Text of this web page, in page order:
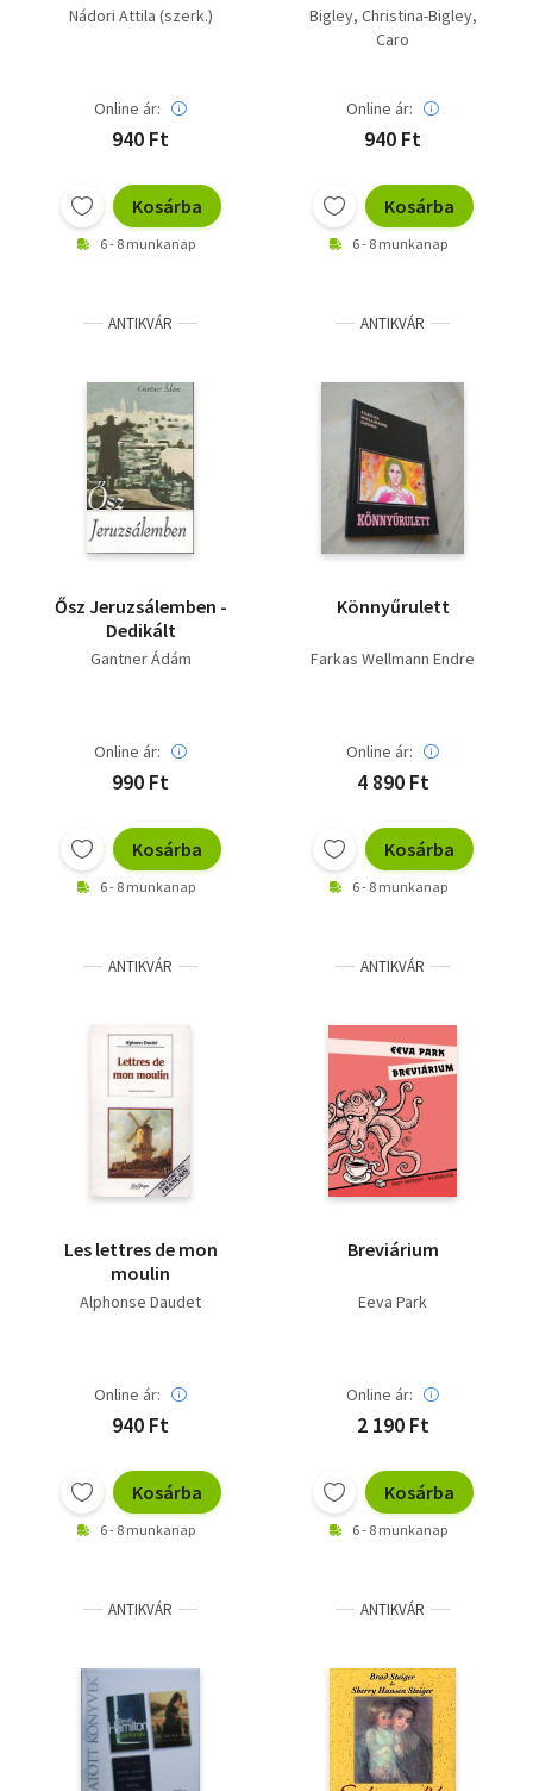
Nádori Attila (szerk.)
Online ár:
940 Ft
Kosárba
6 - 8 munkanap
Bigley, Christina-Bigley,
Caro
Online ár:
940 Ft
Kosárba
6 - 8 munkanap
ANTIKVÁR
Ősz Jeruzsálemben -
Dedikált
Gantner Ádám
Online ár:
990 Ft
Kosárba
6 - 8 munkanap
ANTIKVÁR
Könnyűrulett
Farkas Wellmann Endre
Online ár:
4 890 Ft
Kosárba
6 - 8 munkanap
ANTIKVÁR
Les lettres de mon
moulin
Alphonse Daudet
Online ár:
940 Ft
Kosárba
6 - 8 munkanap
ANTIKVÁR
Breviárium
Eeva Park
Online ár:
2 190 Ft
Kosárba
6 - 8 munkanap
ANTIKVÁR ANTIKVÁR